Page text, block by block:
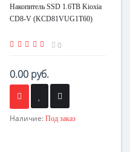
Накопитель SSD 1.6TB Kioxia
CD8-V (KCD81VUG1T60)
0
0.00 руб.
Наличие: Под заказ